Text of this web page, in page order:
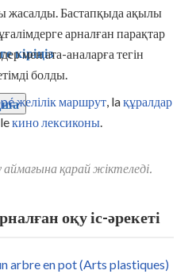
кіріңіз
жасалды. Бастапқыда ақылы
арналған парақтар
мен ата-аналарға тегін
болды.
желілік маршрут, laқұралдар
кино лексиконы.
қарай жіктеледі.
оқу іс-әрекеті
arbre en pot (Arts plastiques)